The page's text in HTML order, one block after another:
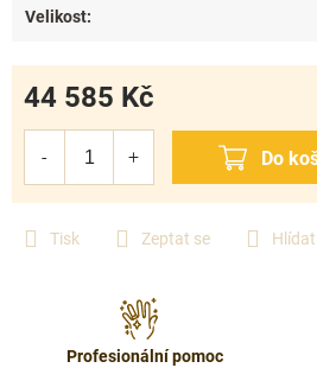
Tisk Zeptat se Hlídat
44 585 Kč
Velikost:
Profesionální pomoc